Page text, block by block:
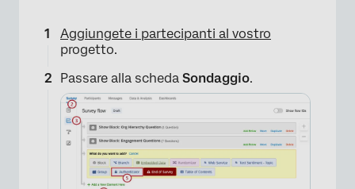
Aggiungete i partecipanti al vostro
progetto.
Passare alla scheda Sondaggio.